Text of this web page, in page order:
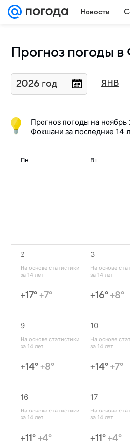
Новости
Прогноз погоды
2026 год ЯНВ
Прогноз погоды на ноябрь
Фокшани за последние 14
Пн Вт
2
На основе статистики
за 14 лет
+17°+7°
3
На основе
за 14 лет
+16°+8°
9
На основе статистики
за 14 лет
+14°+8°
10
На основе
за 14 лет
+14°+7°
16
На основе статистики
за 14 лет
+11°+4°
17
На основе
за 14 лет
+11°+4°